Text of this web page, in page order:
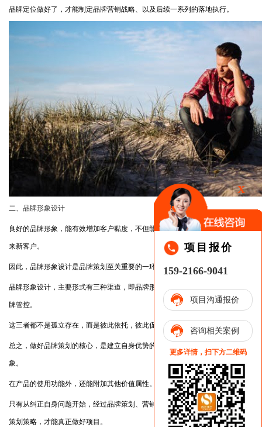
品牌定位做好了，才能制定品牌营销战略、以及后续一系列的落地执行。
二、 品牌形象设计
良好的品牌形象，能有效增加客户黏度，不但能维护老客户忠诚度，还能带
来新客户。
因此，品牌形象设计是品牌策划至关重要的一环。
品牌形象设计，主要形式有三种渠道，即品牌形象辨别、品牌宣传运作、品
牌管控。
这三者都不是孤立存在，而是彼此依托，彼此促进。
总之，做好品牌策划的核心，是建立自身优势的品牌特色，打造鲜明品牌形
象。
在产品的使用功能外，还能附加其他价值属性。
只有从纠正自身问题开始，经过品牌策划、营销落地、品牌形象等一系列的
策划策略，才能真正做好项目。
X
项目报价
159-2166-9041
项目沟通报价
咨询相关案例
更多详情，扫下方二维码